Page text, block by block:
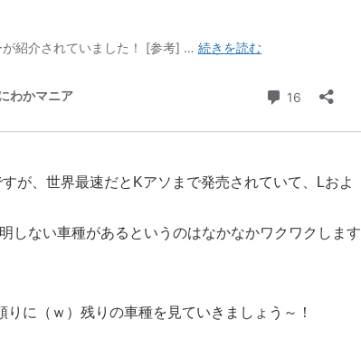
が、世界最速だとKアソまで発売されていて、Lおよ
しない車種があるというのはなかなかワクワクします
に（ｗ）残りの車種を見ていきましょう～！